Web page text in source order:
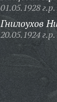
01.05.1928 г.р.
Гнилоухов
20.05.1924 г.р.